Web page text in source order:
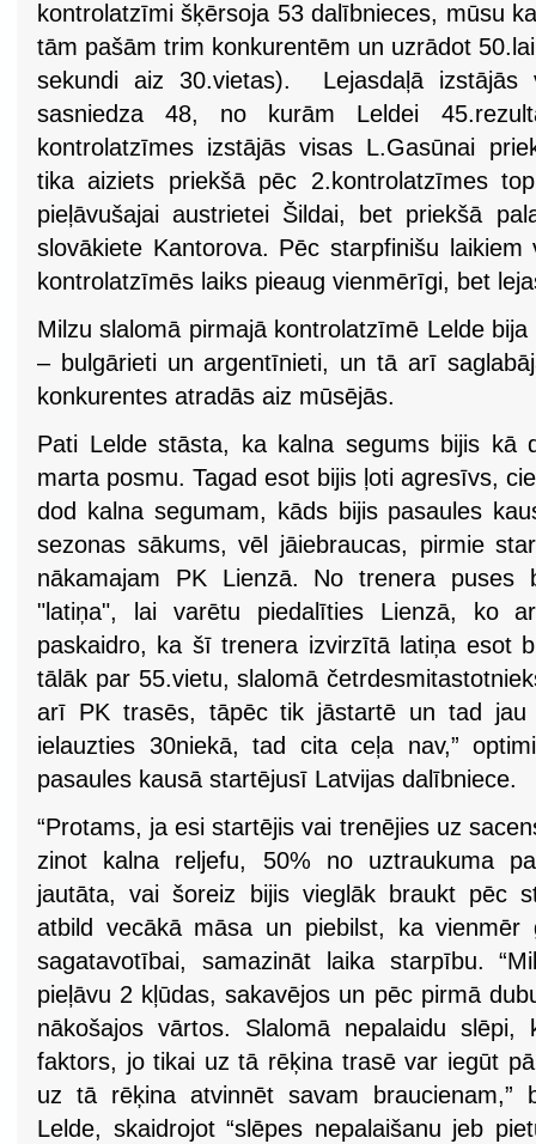
kontrolatzīmi šķērsoja 53 dalībnieces, mūsu
tām pašām trim konkurentēm un uzrādot
sekundi aiz 30.vietas). Lejasdaļā
sasniedza 48, no kurām Leldei
kontrolatzīmes izstājās visas L.Gasūnai
tika aiziets priekšā pēc 2.kontrolatzīmes
pieļāvušajai austrietei Šildai, bet priekšā
slovākiete Kantorova. Pēc starpfinišu
kontrolatzīmēs laiks pieaug vienmērīgi, bet
Milzu slalomā pirmajā kontrolatzīmē Lelde
– bulgārieti un argentīnieti, un tā arī
konkurentes atradās aiz mūsējās.
Pati Lelde stāsta, ka kalna segums bijis kā
marta posmu. Tagad esot bijis ļoti agresīvs,
dod kalna segumam, kāds bijis pasaules
sezonas sākums, vēl jāiebraucas, pirmie
nākamajam PK Lienzā. No trenera puses
"latiņa", lai varētu piedalīties Lienzā, ko
paskaidro, ka šī trenera izvirzītā latiņa esot
tālāk par 55.vietu, slalomā
arī PK trasēs, tāpēc tik jāstartē un tad jau
ielauzties 30niekā, tad cita ceļa nav,”
pasaules kausā startējusī Latvijas dalībniece.
“Protams, ja esi startējis vai trenējies uz
zinot kalna reljefu, 50% no uztraukuma
jautāta, vai šoreiz bijis vieglāk braukt pēc
atbild vecākā māsa un piebilst, ka vienmēr
sagatavotībai, samazināt laika starpību.
pieļāvu 2 kļūdas, sakavējos un pēc pirmā
nākošajos vārtos. Slalomā nepalaidu
faktors, jo tikai uz tā rēķina trasē var iegūt
uz tā rēķina atvinnēt savam braucienam,”
Lelde, skaidrojot “slēpes nepalaišanu jeb